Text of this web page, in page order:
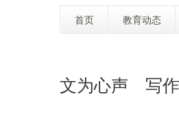
首页 教育动态
文为心声 写